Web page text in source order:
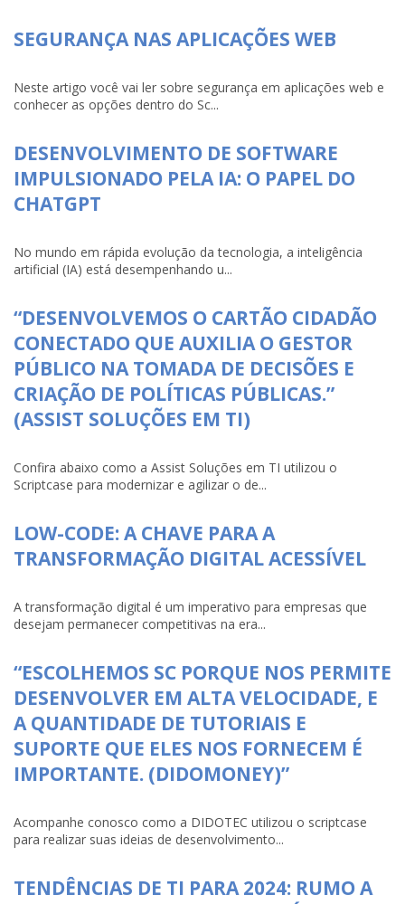
SEGURANÇA NAS APLICAÇÕES WEB
Neste artigo você vai ler sobre segurança em aplicações web e
conhecer as opções dentro do Sc...
DESENVOLVIMENTO DE SOFTWARE
IMPULSIONADO PELA IA: O PAPEL DO
CHATGPT
No mundo em rápida evolução da tecnologia, a inteligência
artificial (IA) está desempenhando u...
“DESENVOLVEMOS O CARTÃO CIDADÃO
CONECTADO QUE AUXILIA O GESTOR
PÚBLICO NA TOMADA DE DECISÕES E
CRIAÇÃO DE POLÍTICAS PÚBLICAS.”
(ASSIST SOLUÇÕES EM TI)
Confira abaixo como a Assist Soluções em TI utilizou o
Scriptcase para modernizar e agilizar o de...
LOW-CODE: A CHAVE PARA A
TRANSFORMAÇÃO DIGITAL ACESSÍVEL
A transformação digital é um imperativo para empresas que
desejam permanecer competitivas na era...
“ESCOLHEMOS SC PORQUE NOS PERMITE
DESENVOLVER EM ALTA VELOCIDADE, E
A QUANTIDADE DE TUTORIAIS E
SUPORTE QUE ELES NOS FORNECEM É
IMPORTANTE. (DIDOMONEY)”
Acompanhe conosco como a DIDOTEC utilizou o scriptcase
para realizar suas ideias de desenvolvimento...
TENDÊNCIAS DE TI PARA 2024: RUMO A